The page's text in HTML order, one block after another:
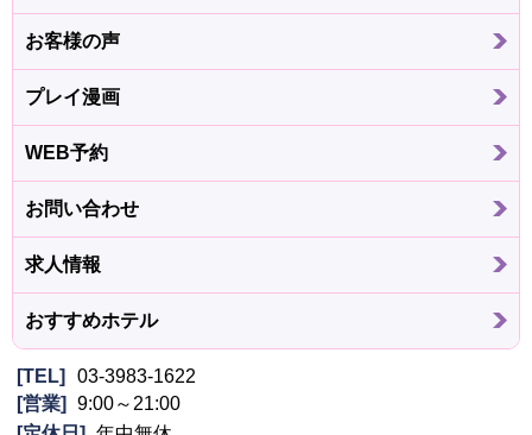
お客様の声
プレイ漫画
WEB予約
お問い合わせ
求人情報
おすすめホテル
TEL
03-3983-1622
営業
9:00～21:00